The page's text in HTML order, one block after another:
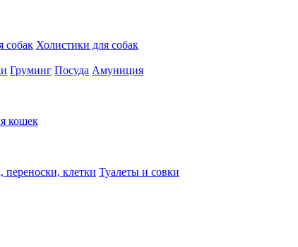
собак Холистики для собак
Груминг Посуда Амуниция
кошек
переноски, клетки Туалеты и совки